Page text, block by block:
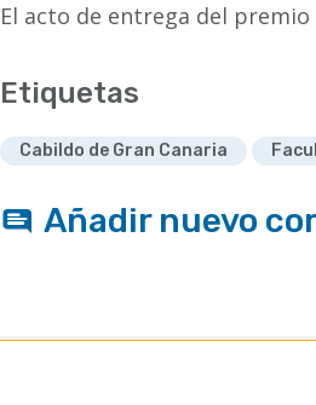
El acto de entrega del
Etiquetas
Cabildo de Gran Canaria
Añadir nuevo